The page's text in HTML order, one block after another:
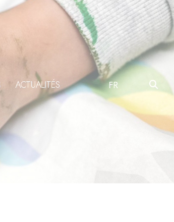
ACTUALITÉS FR